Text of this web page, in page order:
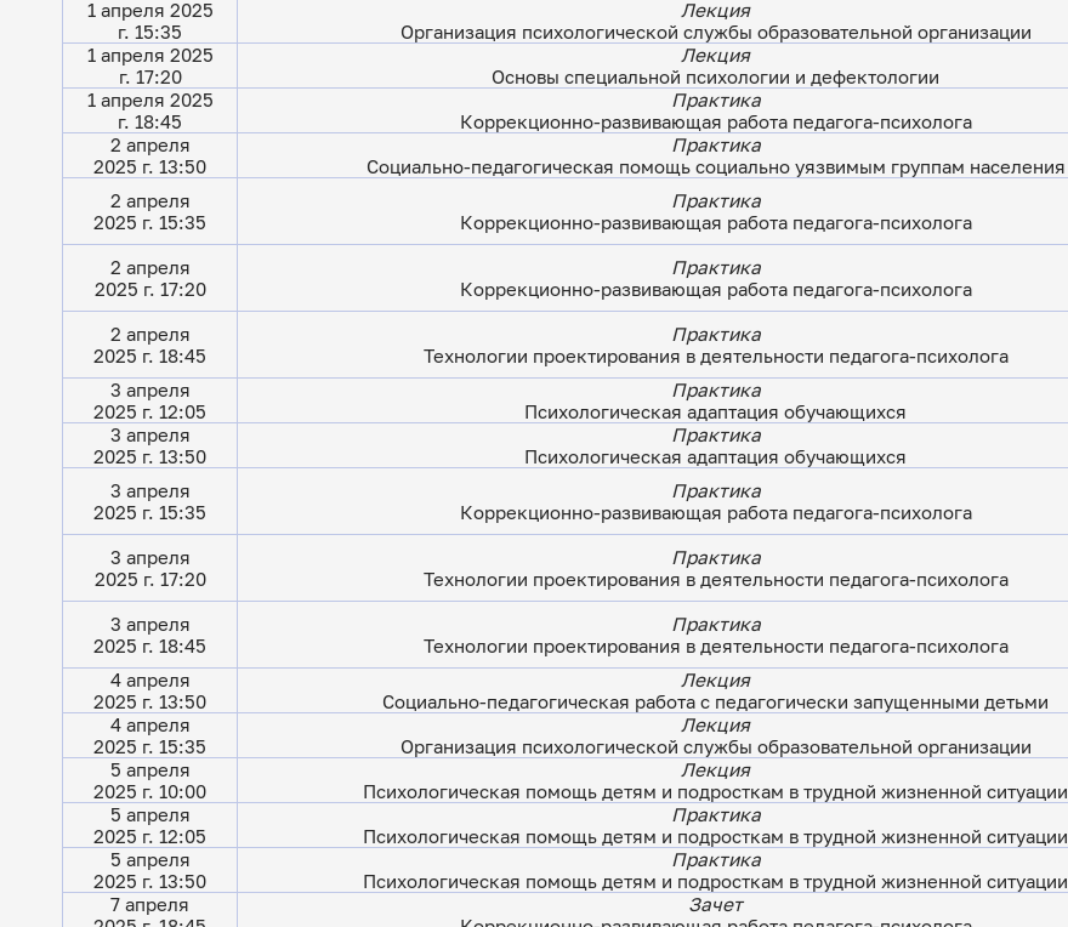
1 апреля 2025
г. 15:35
Лекция
Организация психологической службы образовательной организации
1 апреля 2025
г. 17:20
Лекция
Основы специальной психологии и дефектологии
1 апреля 2025
г. 18:45
Практика
Коррекционно-развивающая работа педагога-психолога
2 апреля
2025 г. 13:50
Практика
Социально-педагогическая помощь социально уязвимым группам населения
2 апреля
2025 г. 15:35
Практика
Коррекционно-развивающая работа педагога-психолога
2 апреля
2025 г. 17:20
Практика
Коррекционно-развивающая работа педагога-психолога
2 апреля
2025 г. 18:45
Практика
Технологии проектирования в деятельности педагога-психолога
3 апреля
2025 г. 12:05
Практика
Психологическая адаптация обучающихся
3 апреля
2025 г. 13:50
Практика
Психологическая адаптация обучающихся
3 апреля
2025 г. 15:35
Практика
Коррекционно-развивающая работа педагога-психолога
3 апреля
2025 г. 17:20
Практика
Технологии проектирования в деятельности педагога-психолога
3 апреля
2025 г. 18:45
Практика
Технологии проектирования в деятельности педагога-психолога
4 апреля
2025 г. 13:50
Лекция
Социально-педагогическая работа с педагогически запущенными детьми
4 апреля
2025 г. 15:35
Лекция
Организация психологической службы образовательной организации
5 апреля
2025 г. 10:00
Лекция
Психологическая помощь детям и подросткам в трудной жизненной ситуации
5 апреля
2025 г. 12:05
Практика
Психологическая помощь детям и подросткам в трудной жизненной ситуации
5 апреля
2025 г. 13:50
Практика
Психологическая помощь детям и подросткам в трудной жизненной ситуации
7 апреля
Зачет